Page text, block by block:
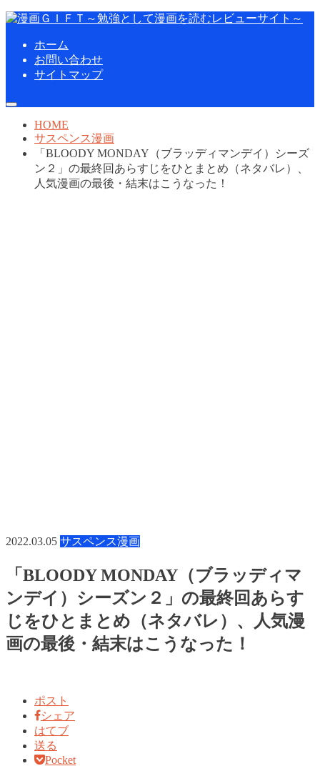
ホーム
お問い合わせ
サイトマップ
HOME
サスペンス漫画
「BLOODY MONDAY（ブラッディマンデイ）シーズ
ン２」の最終回あらすじをひとまとめ（ネタバレ）、
人気漫画の最後・結末はこうなった！
2022.03.05 サスペンス漫画
「BLOODY MONDAY（ブラッディマ
ンデイ）シーズン２」の最終回あらす
じをひとまとめ（ネタバレ）、人気漫
画の最後・結末はこうなった！
ポスト
シェア
はてブ
送る
Pocket